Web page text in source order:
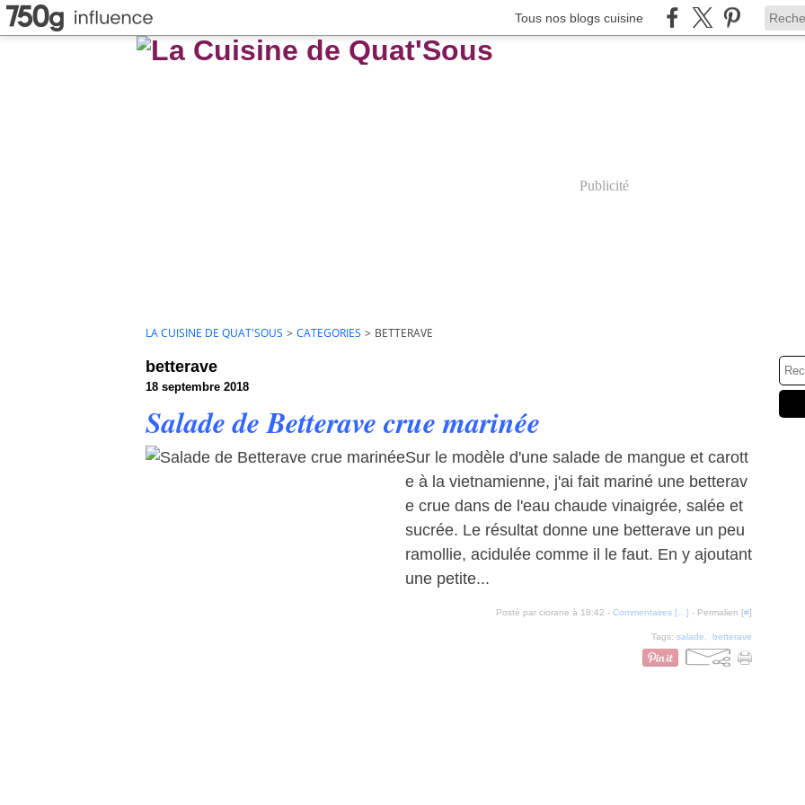
Tous nos blogs cuisine
Publicité
LA CUISINE DE QUAT'SOUS > CATEGORIES > BETTERAVE
betterave
18 septembre 2018
Salade de Betterave crue marinée
Sur le modèle d'une salade de mangue et carott
e à la vietnamienne, j'ai fait mariné une betterav
e crue dans de l'eau chaude vinaigrée, salée et
sucrée. Le résultat donne une betterave un peu
ramollie, acidulée comme il le faut. En y ajoutant
une petite...
Posté par ciorane à 18:42 - Commentaires [ ] - Permalien [#]
Tags: salade betterave